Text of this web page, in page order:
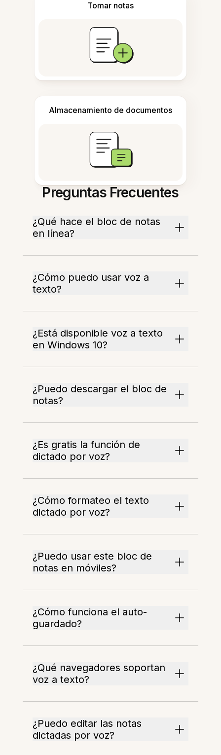
Tomar notas
Almacenamiento de documentos
Preguntas Frecuentes
¿Qué hace el bloc de notas
en línea?
¿Cómo puedo usar voz a
texto?
¿Está disponible voz a texto
en Windows 10?
¿Puedo descargar el bloc de
notas?
¿Es gratis la función de
dictado por voz?
¿Cómo formateo el texto
dictado por voz?
¿Puedo usar este bloc de
notas en móviles?
¿Cómo funciona el auto-
guardado?
¿Qué navegadores soportan
voz a texto?
¿Puedo editar las notas
dictadas por voz?